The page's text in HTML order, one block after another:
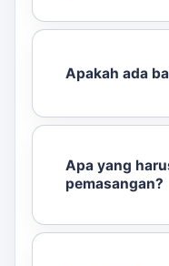
Apakah ada
Apa yang
pemasangan?